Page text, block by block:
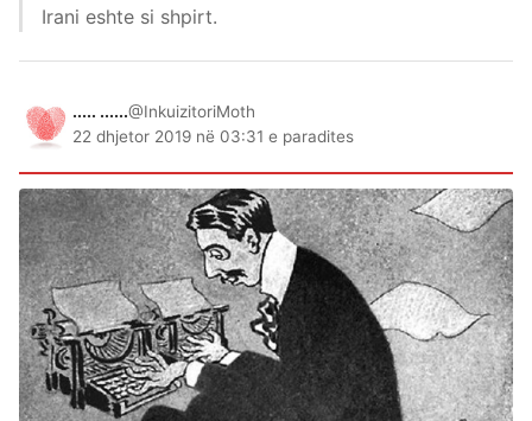
Irani eshte si shpirt.
..... ......@InkuizitoriMoth
22 dhjetor 2019 në 03:31 e paradites